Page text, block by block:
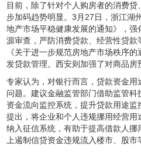
目前，除了针对个人购房者的消费
步加码趋势明显。3月27日，浙江湖
地产市场平稳健康发展的通知》，
源审查，严防消费贷款、经营性贷
《关于进一步规范房地产市场秩序
发贷款管理。西安则加强了对商品房
专家认为，对银行而言，贷款资金
问题。建议金融监管部门借助监管
资金流向监控系统，提升贷款用途监
提出，将企业和个人违规挪用经营
纳入征信系统，有助于提高借款人
上遏制信贷资金违规流入楼市、股市